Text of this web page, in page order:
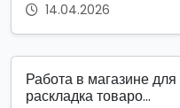
14.04.2026
Работа в магазине
раскладка товаро...